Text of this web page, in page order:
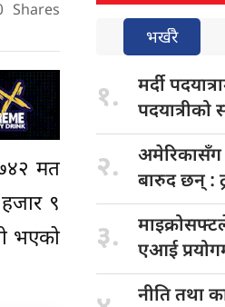
Shares
मत
९
भएको
भर्खरै
१. मर्दी
पदयात्रीको
२. अमेरिकासँग
बारुद छन् :
३.
एआई
नीति तथा